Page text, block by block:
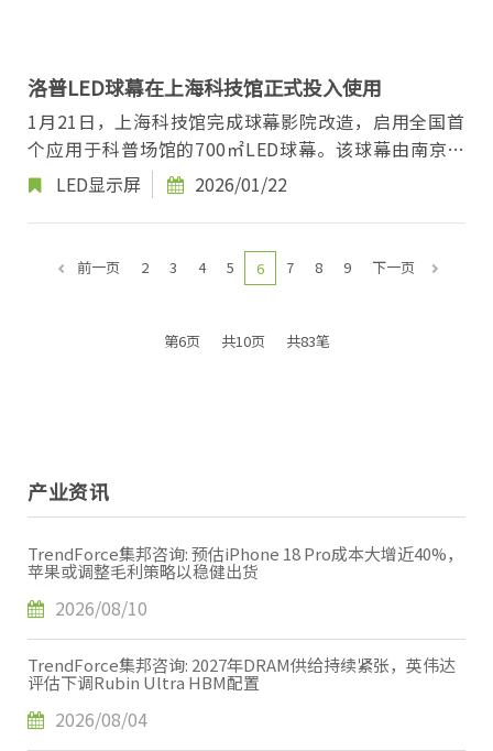
洛普LED球幕在上海科技馆正式投入使用
1月21日，上海科技馆完成球幕影院改造，启用全国首
个应用于科普场馆的700㎡LED球幕。该球幕由南京洛
普建设，直径23米，倾斜角30°，支持8K分辨率显示...
LED显示屏 2026/01/22
前一页 2 3 4 5 6 7 8 9 下一页
第6页 共10页 共83笔
产业资讯
TrendForce集邦咨询: 预估iPhone 18 Pro成本大增近40%，
苹果或调整毛利策略以稳健出货
2026/08/10
TrendForce集邦咨询: 2027年DRAM供给持续紧张，英伟达
评估下调Rubin Ultra HBM配置
2026/08/04